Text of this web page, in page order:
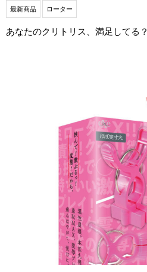
最新商品 ローター
あなたのクリトリス、満足してる？